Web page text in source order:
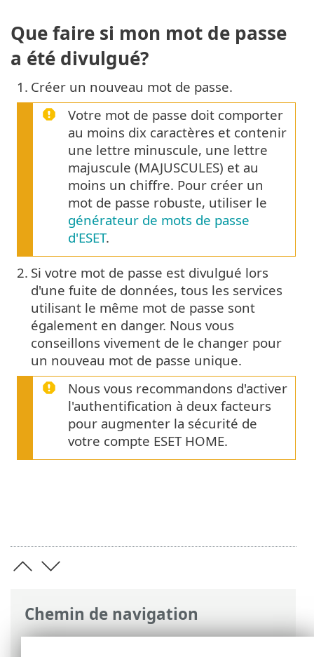
Chemin de navigation
Aide en ligne ESET>ESET HOME>FAQ>
Que faire si mon mot de passe
a été divulgué?
1. Créer un nouveau mot de passe.
Votre mot de passe doit comporter
au moins dix caractères et contenir
une lettre minuscule, une lettre
majuscule (MAJUSCULES) et au
moins un chiffre. Pour créer un
mot de passe robuste, utiliser le
générateur de mots de passe
d'ESET.
2. Si votre mot de passe est divulgué lors
d'une fuite de données, tous les services
utilisant le même mot de passe sont
également en danger. Nous vous
conseillons vivement de le changer pour
un nouveau mot de passe unique.
Nous vous recommandons d'activer
l'authentification à deux facteurs
pour augmenter la sécurité de
votre compte ESET HOME.